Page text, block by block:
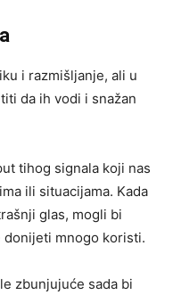
i razmišljanje, ali u
da ih vodi i snažan
tihog signala koji nas
ili situacijama. Kada
glas, mogli bi
mnogo koristi.
zbunjujuće sada bi